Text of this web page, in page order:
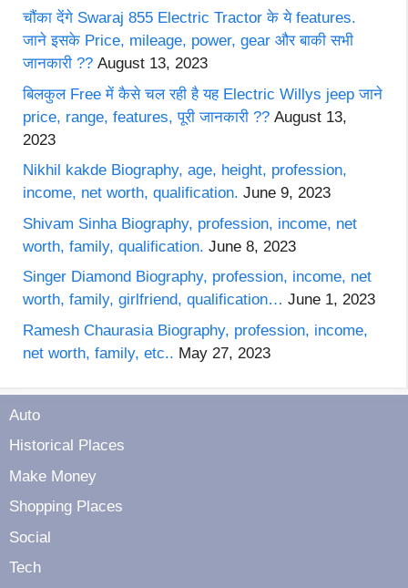
चौंका देंगे Swaraj 855 Electric Tractor के ये features.
जाने इसके Price, mileage, power, gear और बाकी सभी
जानकारी ?? August 13, 2023
बिलकुल Free में कैसे चल रही है यह Electric Willys jeep जाने
price, range, features, पूरी जानकारी ?? August 13,
2023
Nikhil kakde Biography, age, height, profession,
income, net worth, qualification. June 9, 2023
Shivam Sinha Biography, profession, income, net
worth, family, qualification. June 8, 2023
Singer Diamond Biography, profession, income, net
worth, family, girlfriend, qualification… June 1, 2023
Ramesh Chaurasia Biography, profession, income,
net worth, family, etc.. May 27, 2023
Auto
Historical Places
Make Money
Shopping Places
Social
Tech